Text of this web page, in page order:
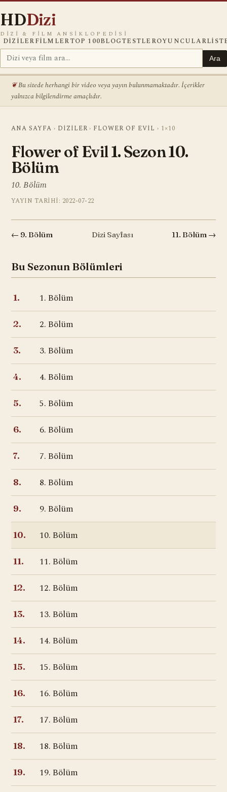
HDDizi
DIZI & FILM ANSIKLOPEDISI
DIZILERFILMLERTOP 100BLOGTESTLEROYUNCULAR
Ara
Bu sitede herhangi bir video veya yayın bulunmamaktadır. İçerikler
yalnızca bilgilendirme amaçlıdır.
ANA SAYFA › DIZILER › FLOWER OF EVIL › 1×10
Flower of Evil 1. Sezon 10.
Bölüm
10. Bölüm
YAYIN TARIHI: 2022-07-22
← 9. Bölüm Dizi Sayfası 11. Bölüm →
Bu Sezonun Bölümleri
1. 1. Bölüm
2. 2. Bölüm
3. 3. Bölüm
4. 4. Bölüm
5. 5. Bölüm
6. 6. Bölüm
7. 7. Bölüm
8. 8. Bölüm
9. 9. Bölüm
10. 10. Bölüm
11. 11. Bölüm
12. 12. Bölüm
13. 13. Bölüm
14. 14. Bölüm
15. 15. Bölüm
16. 16. Bölüm
17. 17. Bölüm
18. 18. Bölüm
19. 19. Bölüm